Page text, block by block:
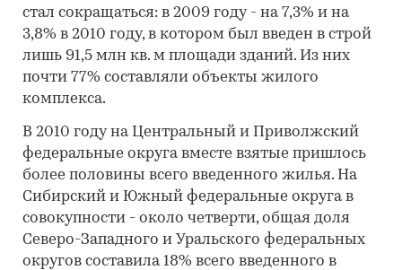
стал сокращаться: в 2009 году - на 7,3% и на
3,8% в 2010 году, в котором был введен в строй
лишь 91,5 млн кв. м площади зданий. Из них
почти 77% составляли объекты жилого
комплекса.
В 2010 году на Центральный и Приволжский
федеральные округа вместе взятые пришлось
более половины всего введенного жилья. На
Сибирский и Южный федеральные округа в
совокупности - около четверти, общая доля
Северо-Западного и Уральского федеральных
округов составила 18% всего введенного в